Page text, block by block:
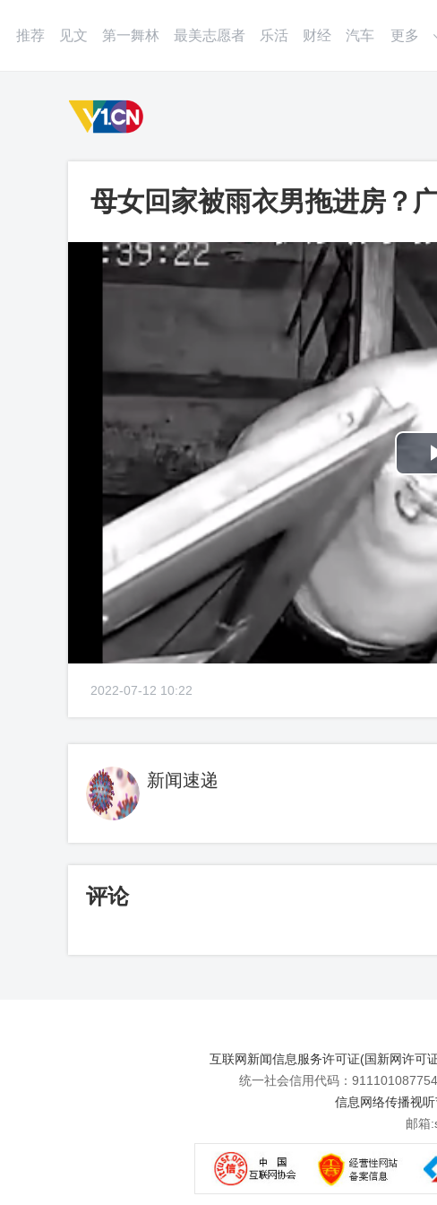
推荐 见文 第一舞林 最美志愿者 乐活 财经 汽车 更多
母女回家被雨衣男拖进房？
2022-07-12 10:22
新闻速递
评论
互联网新闻信息服务许可证(国新网许可
统一社会信用代码：
信息网络传播视
邮